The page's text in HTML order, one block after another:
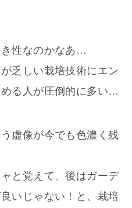
性なのかなあ…
乏しい栽培技術にエン
る人が圧倒的に多い…
虚像が今でも色濃く残
と覚えて、後はガーデ
いじゃない！と、栽培